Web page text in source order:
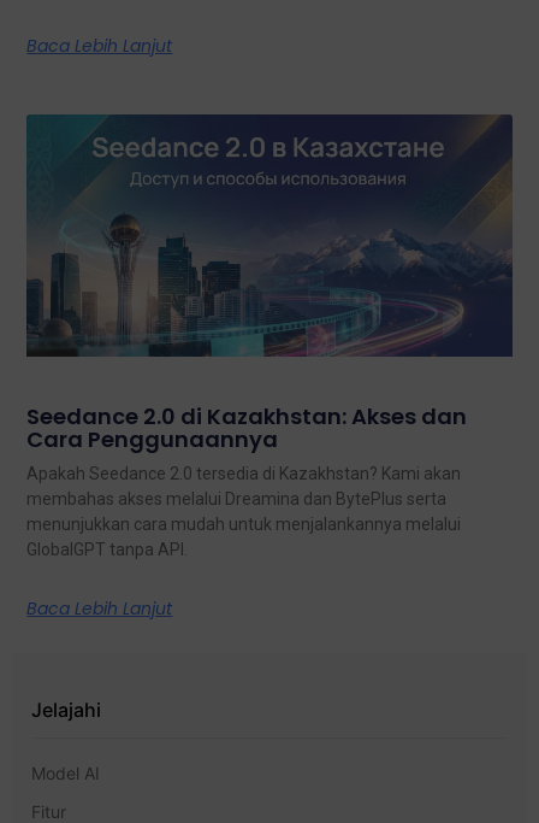
Baca Lebih Lanjut
Seedance 2.0 di Kazakhstan: Akses dan
Cara Penggunaannya
Apakah Seedance 2.0 tersedia di Kazakhstan? Kami akan
membahas akses melalui Dreamina dan BytePlus serta
menunjukkan cara mudah untuk menjalankannya melalui
GlobalGPT tanpa API.
Baca Lebih Lanjut
Jelajahi
Model AI
Fitur